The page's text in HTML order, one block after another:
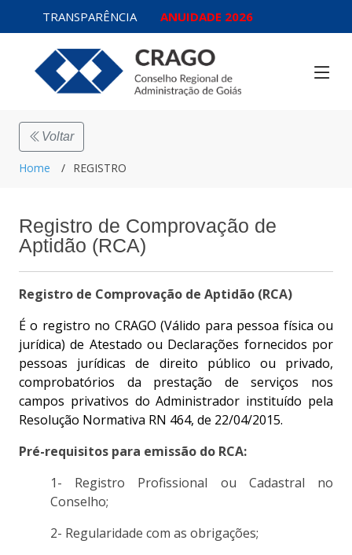
TRANSPARÊNCIA ANUIDADE 2026
Voltar
Home REGISTRO
Registro de Comprovação de
Aptidão (RCA)
Registro de Comprovação de Aptidão (RCA)
É o registro no CRAGO (Válido para pessoa física ou
jurídica) de Atestado ou Declarações fornecidos por
pessoas jurídicas de direito público ou privado,
comprobatórios da prestação de serviços nos
campos privativos do Administrador instituído pela
Resolução Normativa RN 464, de 22/04/2015.
Pré-requisitos para emissão do RCA:
1- Registro Profissional ou Cadastral no
Conselho;
2- Regularidade com as obrigações;